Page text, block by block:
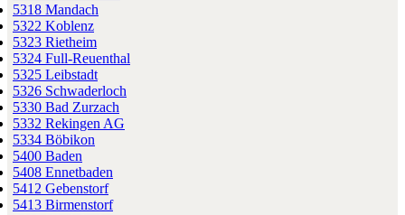
5318 Mandach
5322 Koblenz
5323 Rietheim
5324 Full-Reuenthal
5325 Leibstadt
5326 Schwaderloch
5330 Bad Zurzach
5332 Rekingen AG
5334 Böbikon
5400 Baden
5408 Ennetbaden
5412 Gebenstorf
5413 Birmenstorf